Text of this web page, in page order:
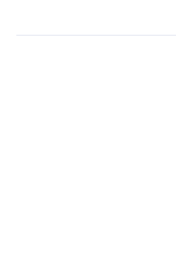
Brunei Darussalam